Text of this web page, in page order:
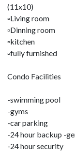
(11x10)
▫️Living room
▫️Dinning room
▫️kitchen
▫️fully furnished
Condo Facilities
-swimming pool
-gyms
-car parking
-24 hour backup -
-24 hour security